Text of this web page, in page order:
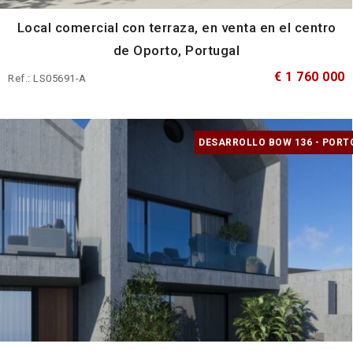
Local comercial con terraza, en venta en el centro
de Oporto, Portugal
Ref.: LS05691-A € 1 760 000
DESARROLLO BOW 136 -